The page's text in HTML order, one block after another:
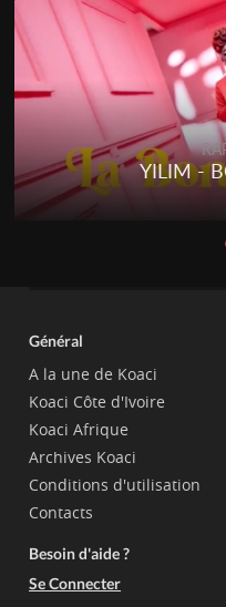
YILIM -
Général
A la une de Koaci
Koaci Côte d'Ivoire
Koaci Afrique
Archives Koaci
Conditions d'utilisation
Contacts
Besoin d'aide ?
Se Connecter